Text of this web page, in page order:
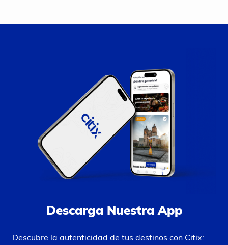
Descarga Nuestra App
Descubre la autenticidad de tus destinos con Citix: